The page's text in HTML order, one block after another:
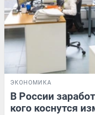
ЭКОНОМИКА
В России
кого коснутся